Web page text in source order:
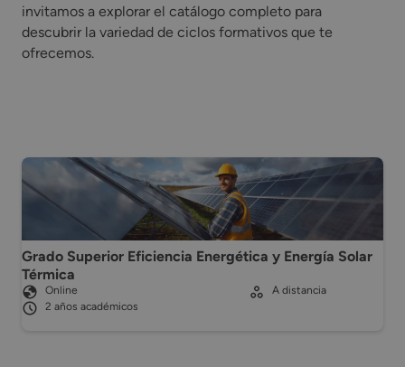
invitamos a explorar el catálogo completo para
descubrir la variedad de ciclos formativos que te
ofrecemos.
Grado Superior Eficiencia Energética y Energía Solar
Térmica
Online
2 años académicos
A distancia